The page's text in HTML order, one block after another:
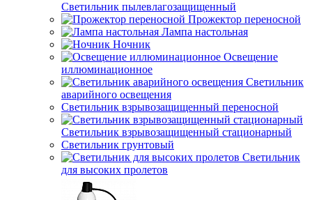
Светильник пылевлагозащищенный
Прожектор переносной
Лампа настольная
Ночник
Освещение
иллюминационное
Светильник
аварийного освещения
Светильник взрывозащищенный переносной
Светильник взрывозащищенный стационарный
Светильник грунтовый
Светильник
для высоких пролетов